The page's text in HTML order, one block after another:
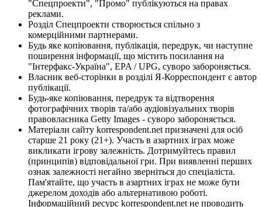
"Спецпроекти", "Промо" публікуються на правах
реклами.
Розділ Спецпроекти створюється спільно з
комерційними партнерами.
Будь яке копіювання, публікація, передрук, чи наступне
поширення інформації, що містить посилання на
"Інтерфакс-Україна", EPA / UPG, суворо забороняється.
Власник веб-сторінки в розділі Я-Корреспондент є автор
публікації.
Будь-яке копіювання, передрук та відтворення
фотографічних творів та/або аудіовізуальних творів
правовласника Getty Images - суворо забороняється.
Матеріали сайту korrespondent.net призначені для осіб
старше 21 року (21+). Участь в азартних іграх може
викликати ігрову залежність. Дотримуйтесь правил
(принципів) відповідальної гри. При виявленні перших
ознак залежності негайно зверніться до спеціаліста.
Пам'ятайте, що участь в азартних іграх не може бути
джерелом доходів або альтернативою роботі.
Інформаційний ресурс korrespondent.net не проводить